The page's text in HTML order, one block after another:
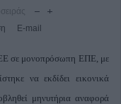
E-mail
σε μονοπρόσωπη ΕΠΕ, με
να εκδίδει εικονικά
μηνυτήρια αναφορά